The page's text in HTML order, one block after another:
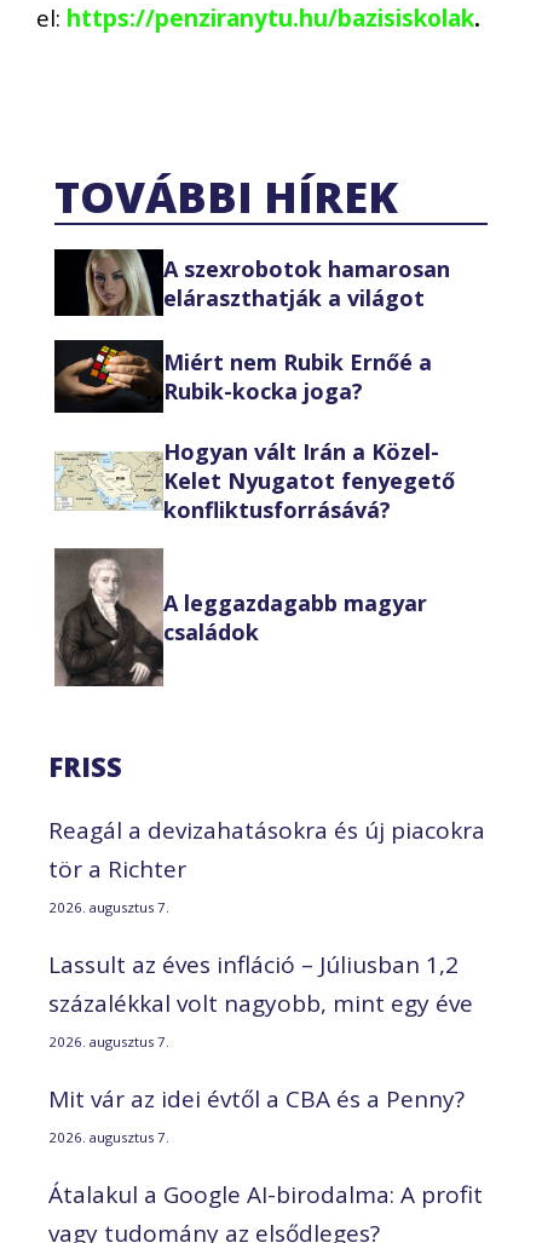
el: https://penziranytu.hu/bazisiskolak.
TOVÁBBI HÍREK
A szexrobotok hamarosan
eláraszthatják a világot
Miért nem Rubik Ernőé a
Rubik-kocka joga?
Hogyan vált Irán a Közel-
Kelet Nyugatot fenyegető
konfliktusforrásává?
A leggazdagabb magyar
családok
FRISS
Reagál a devizahatásokra és új piacokra
tör a Richter
2026. augusztus 7.
Lassult az éves infláció – Júliusban 1,2
százalékkal volt nagyobb, mint egy éve
2026. augusztus 7.
Mit vár az idei évtől a CBA és a Penny?
2026. augusztus 7.
Átalakul a Google AI-birodalma: A profit
vagy tudomány az elsődleges?